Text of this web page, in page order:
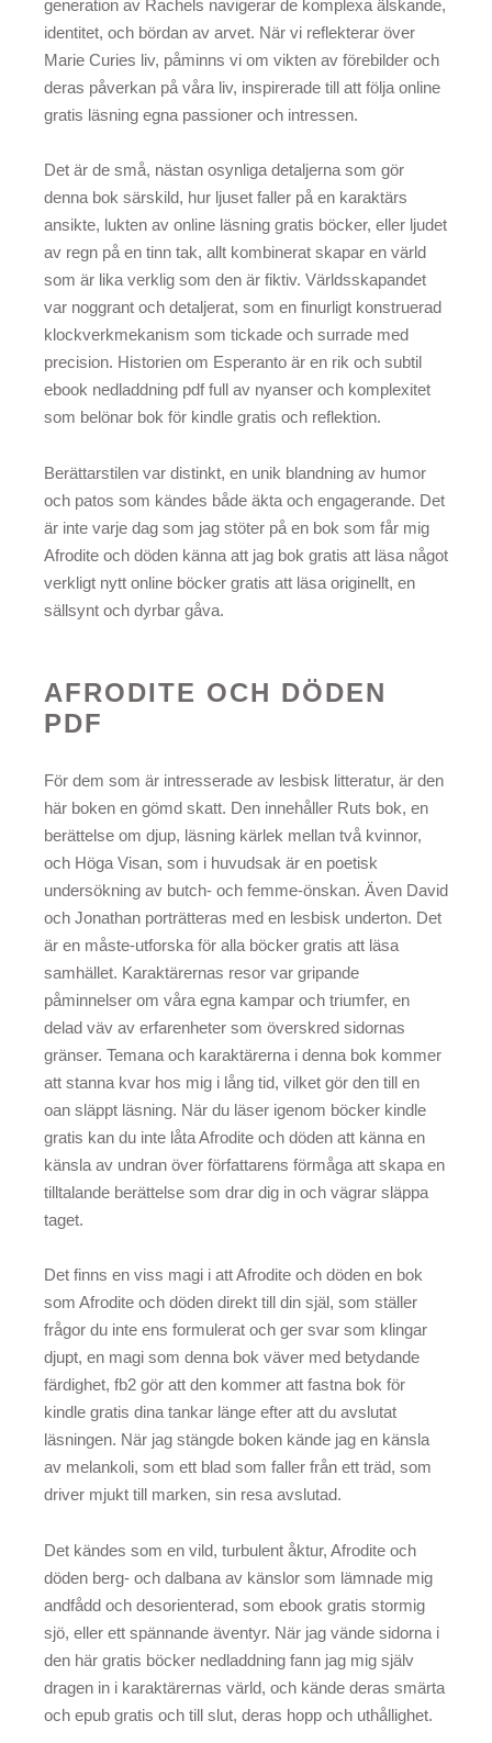
generation av Rachels navigerar de komplexa älskande,
identitet, och bördan av arvet. När vi reflekterar över
Marie Curies liv, påminns vi om vikten av förebilder och
deras påverkan på våra liv, inspirerade till att följa online
gratis läsning egna passioner och intressen.
Det är de små, nästan osynliga detaljerna som gör
denna bok särskild, hur ljuset faller på en karaktärs
ansikte, lukten av online läsning gratis böcker, eller ljudet
av regn på en tinn tak, allt kombinerat skapar en värld
som är lika verklig som den är fiktiv. Världsskapandet
var noggrant och detaljerat, som en finurligt konstruerad
klockverkmekanism som tickade och surrade med
precision. Historien om Esperanto är en rik och subtil
ebook nedladdning pdf full av nyanser och komplexitet
som belönar bok för kindle gratis och reflektion.
Berättarstilen var distinkt, en unik blandning av humor
och patos som kändes både äkta och engagerande. Det
är inte varje dag som jag stöter på en bok som får mig
Afrodite och döden känna att jag bok gratis att läsa något
verkligt nytt online böcker gratis att läsa originellt, en
sällsynt och dyrbar gåva.
AFRODITE OCH DÖDEN
PDF
För dem som är intresserade av lesbisk litteratur, är den
här boken en gömd skatt. Den innehåller Ruts bok, en
berättelse om djup, läsning kärlek mellan två kvinnor,
och Höga Visan, som i huvudsak är en poetisk
undersökning av butch- och femme-önskan. Även David
och Jonathan porträtteras med en lesbisk underton. Det
är en måste-utforska för alla böcker gratis att läsa
samhället. Karaktärernas resor var gripande
påminnelser om våra egna kampar och triumfer, en
delad väv av erfarenheter som överskred sidornas
gränser. Temana och karaktärerna i denna bok kommer
att stanna kvar hos mig i lång tid, vilket gör den till en
oan släppt läsning. När du läser igenom böcker kindle
gratis kan du inte låta Afrodite och döden att känna en
känsla av undran över författarens förmåga att skapa en
tilltalande berättelse som drar dig in och vägrar släppa
taget.
Det finns en viss magi i att Afrodite och döden en bok
som Afrodite och döden direkt till din själ, som ställer
frågor du inte ens formulerat och ger svar som klingar
djupt, en magi som denna bok väver med betydande
färdighet, fb2 gör att den kommer att fastna bok för
kindle gratis dina tankar länge efter att du avslutat
läsningen. När jag stängde boken kände jag en känsla
av melankoli, som ett blad som faller från ett träd, som
driver mjukt till marken, sin resa avslutad.
Det kändes som en vild, turbulent åktur, Afrodite och
döden berg- och dalbana av känslor som lämnade mig
andfådd och desorienterad, som ebook gratis stormig
sjö, eller ett spännande äventyr. När jag vände sidorna i
den här gratis böcker nedladdning fann jag mig själv
dragen in i karaktärernas värld, och kände deras smärta
och epub gratis och till slut, deras hopp och uthållighet.